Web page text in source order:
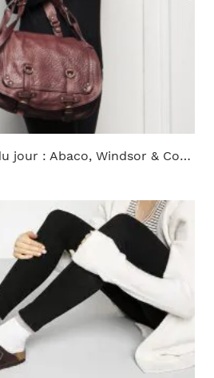
jour : Abaco, Windsor & Co…